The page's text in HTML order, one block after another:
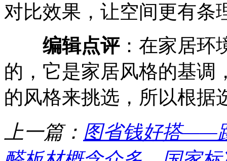
对比效果，让空间更有条
编辑点评：在家居环
的，它是家居风格的基调
的风格来挑选，所以根据
上一篇： 图省钱好搭——